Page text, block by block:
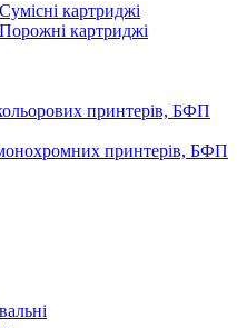
Сумісні картриджі
Порожні картриджі
принтерів, БФП
принтерів, БФП